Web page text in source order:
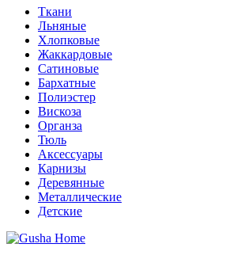
Ткани
Льняные
Хлопковые
Жаккардовые
Сатиновые
Бархатные
Полиэстер
Вискоза
Органза
Тюль
Аксессуары
Карнизы
Деревянные
Металлические
Детские